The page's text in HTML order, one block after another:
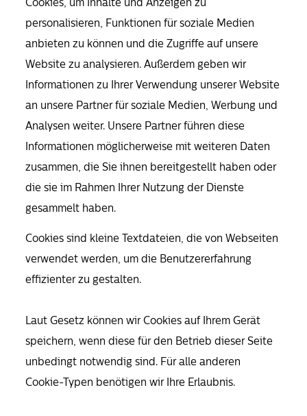
personalisieren, Funktionen für soziale Medien
anbieten zu können und die Zugriffe auf unsere
Website zu analysieren. Außerdem geben wir
Informationen zu Ihrer Verwendung unserer Website
an unsere Partner für soziale Medien, Werbung und
Analysen weiter. Unsere Partner führen diese
Informationen möglicherweise mit weiteren Daten
zusammen, die Sie ihnen bereitgestellt haben oder
die sie im Rahmen Ihrer Nutzung der Dienste
gesammelt haben.
Cookies sind kleine Textdateien, die von Webseiten
verwendet werden, um die Benutzererfahrung
effizienter zu gestalten.
Laut Gesetz können wir Cookies auf Ihrem Gerät
speichern, wenn diese für den Betrieb dieser Seite
unbedingt notwendig sind. Für alle anderen
Cookie-Typen benötigen wir Ihre Erlaubnis.